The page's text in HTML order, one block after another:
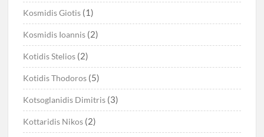
Kosmidis Giotis (1)
Kosmidis Ioannis (2)
Kotidis Stelios (2)
Kotidis Thodoros (5)
Kotsoglanidis Dimitris (3)
Kottaridis Nikos (2)